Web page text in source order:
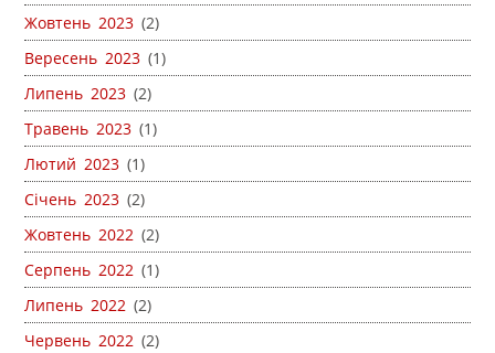
Жовтень 2023 (2)
Вересень 2023 (1)
Липень 2023 (2)
Травень 2023 (1)
Лютий 2023 (1)
Січень 2023 (2)
Жовтень 2022 (2)
Серпень 2022 (1)
Липень 2022 (2)
Червень 2022 (2)